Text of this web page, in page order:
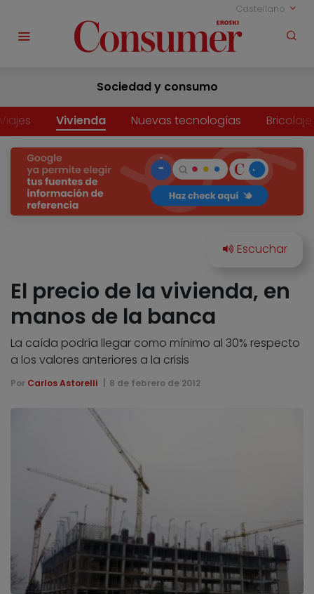
Castellano
Sociedad y consumo
Vivienda Nuevas tecnologías Bricolaje
El precio de la vivienda, en
manos de la banca
La caída podría llegar como mínimo al 30% respecto
a los valores anteriores a la crisis
Por Carlos Astorelli 8 de febrero de 2012